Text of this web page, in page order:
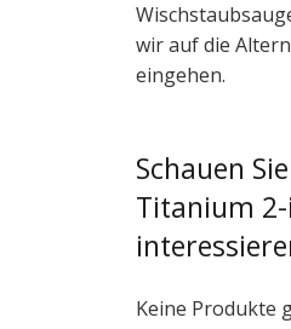
wir auf die
eingehen.
Schauen
Titanium
Keine Produkte